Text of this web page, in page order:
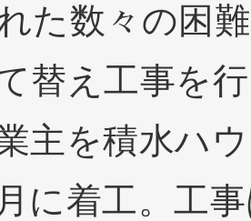
た数々の困
替え工事を
主を積水ハ
に着工。工